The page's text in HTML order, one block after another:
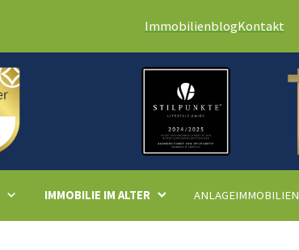
IMMOBILIE IM ALTER ANLAGEIMMOBILIEN
ImmobilienblogKontakt